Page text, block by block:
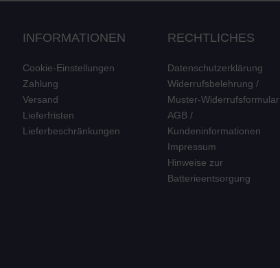
INFORMATIONEN
Cookie-Einstellungen
Zahlung
Versand
Lieferfristen
Lieferbeschränkungen
RECHTLICHES
Datenschutzerklärung
Widerrufsbelehrung /
Muster-Widerrufsformular
AGB /
Kundeninformationen
Impressum
Hinweise zur
Batterieentsorgung